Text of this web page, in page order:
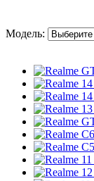
Модель: